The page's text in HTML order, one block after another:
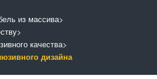
из массива>
>
качества>
дизайна